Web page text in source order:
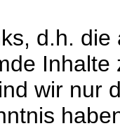
d.h.
wir nur